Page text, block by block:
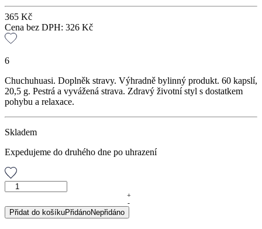
365 Kč
Cena bez DPH: 326 Kč
6
Chuchuhuasi. Doplněk stravy. Výhradně bylinný produkt. 60 kapslí,
20,5 g. Pestrá a vyvážená strava. Zdravý životní styl s dostatkem
pohybu a relaxace.
Skladem
Expedujeme do druhého dne po uhrazení
Chuchuhuasi,
kapslí
množství
+
-
Přidat do košíkuPřidánoNepřidáno